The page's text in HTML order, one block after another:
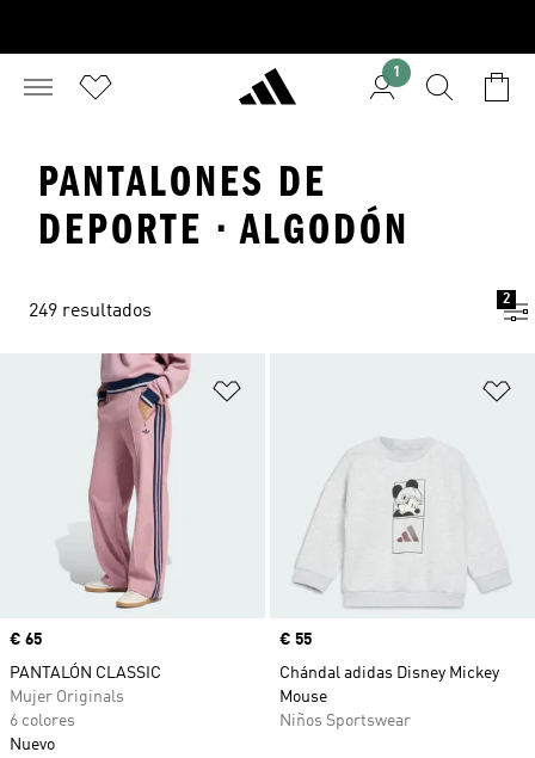
1
PANTALONES DE
DEPORTE · ALGODÓN
249 resultados
2
Precio
€ 65
PANTALÓN CLASSIC
Mujer Originals
6 colores
Nuevo
Precio
€ 55
Chándal adidas Disney Mickey
Mouse
Niños Sportswear